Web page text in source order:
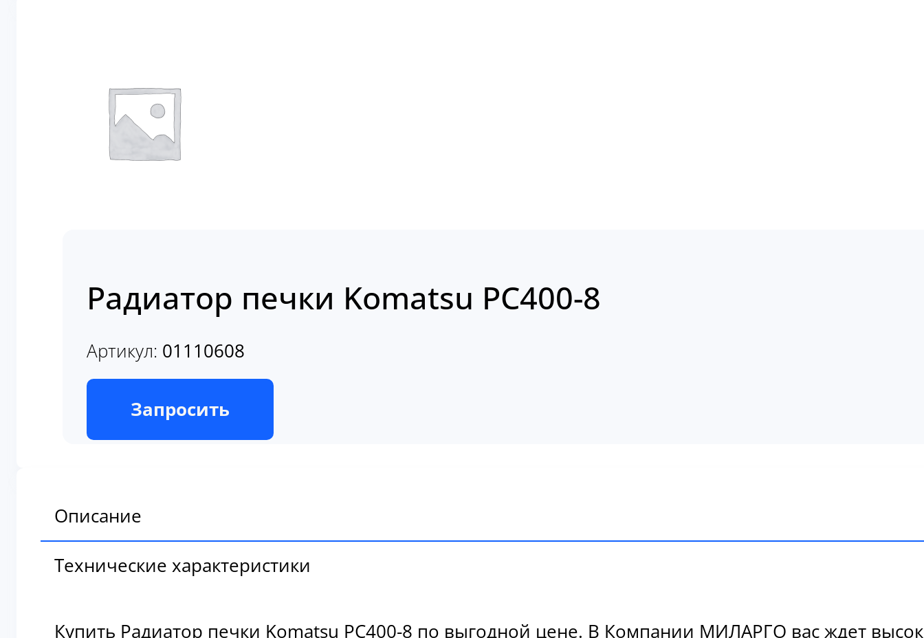
Радиатор печки Komatsu PC400-8
Артикул: 01110608
В наличии
Запросить
Описание
Технические характеристики
Купить Радиатор печки Komatsu PC400-8 по выгодной цене. В Компании МИЛАРГО вас ждет